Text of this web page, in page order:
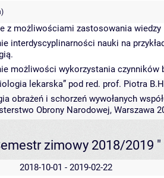
z możliwościami zastosowania
interdyscyplinarności nauki na
możliwości wykorzystania czynników
lekarska” pod red. prof. Piotra
obrażeń i schorzeń wywołanych
Obrony Narodowej, Warszawa
zimowy 2018/2019 "
2018-10-01 - 2019-02-22